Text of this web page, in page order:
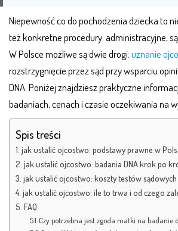
Niepewność co do pochodzenia dziecka to
też konkretne procedury: administracyjne,
W Polsce możliwe są dwie drogi:uznanie
rozstrzygnięcie przez sąd przy wsparciu
DNA. Poniżej znajdziesz praktyczne
badaniach, cenach i czasie oczekiwania na
Spis treści
jak ustalić ojcostwo: podstawy prawne w
jak ustalić ojcostwo: badania DNA krok po
jak ustalić ojcostwo: koszty testów
jak ustalić ojcostwo: ile to trwa i od czego
FAQ
Czy potrzebna jest zgoda matki na badanie